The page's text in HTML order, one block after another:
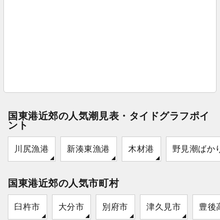
国東港近郊の人気潮見表・タイドグラフポイ
ント
川尻漁港 新湊東漁港 木材港 野見潮ばか
国東港近郊の人気市町村
臼杵市 大分市 別府市 津久見市 豊後